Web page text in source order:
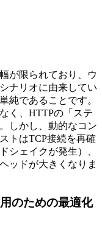
が限られており、ウ
ナリオに由来してい
純であることです。
く、HTTPの「ステ
しかし、動的なコン
トはTCP接続を再確
シェイクが発生）、
ッドが大きくなりま
のための最適化